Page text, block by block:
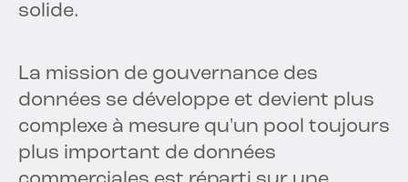
solide.
La mission de gouvernance des
données se développe et devient plus
complexe à mesure qu'un pool toujours
plus important de données